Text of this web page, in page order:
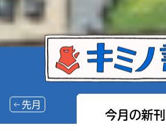
今月の新刊
先月